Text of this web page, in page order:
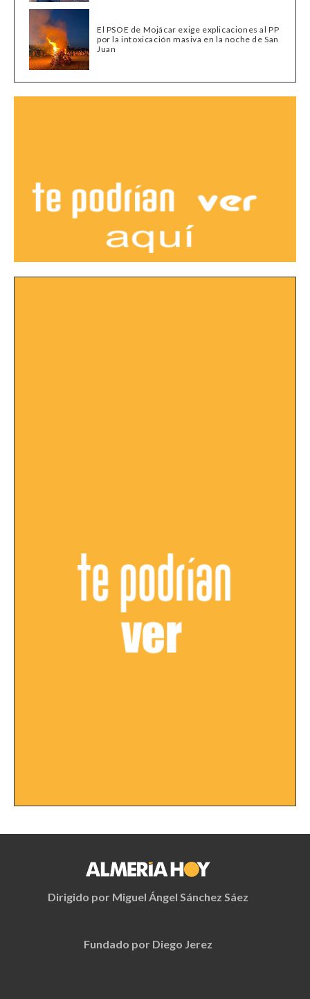
El PSOE de Mojácar exige explicaciones al PP
por la intoxicación masiva en la noche de San
Juan
Dirigido por Miguel Ángel Sánchez Sáez
Fundado por Diego Jerez